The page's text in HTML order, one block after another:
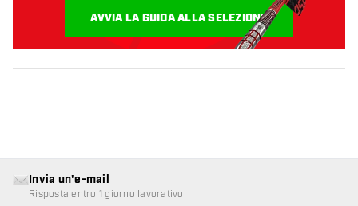
AVVIA LA GUIDA ALLA SELEZIONE
Invia un'e-mail
Risposta entro 1 giorno lavorativo